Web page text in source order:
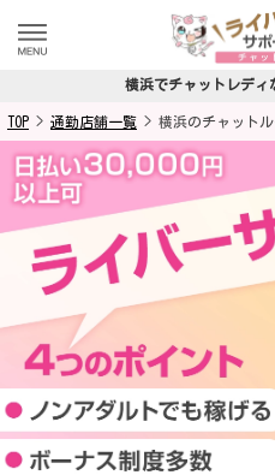
横浜でチャットレディ
TOP > 通勤店舗一覧 > 横浜のチャットル